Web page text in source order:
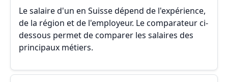
Le salaire d'un en Suisse dépend de l'expérience,
de la région et de l'employeur. Le comparateur ci-
dessous permet de comparer les salaires des
principaux métiers.